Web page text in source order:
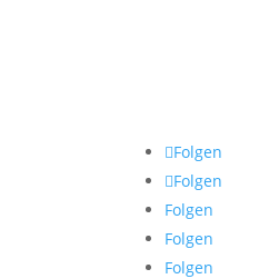
Folgen
Folgen
Folgen
Folgen
Folgen